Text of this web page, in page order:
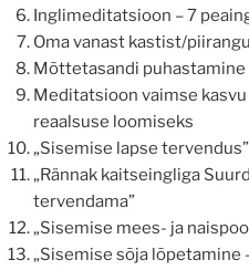
Inglimeditatsioon – 7
Oma vanast kastist/
Mõttetasandi puhastamine
Meditatsioon vaimse
reaalsuse loomiseks
„Sisemise lapse tervendus”
„Rännak kaitseingliga
tervendama”
„Sisemise mees- ja
„Sisemise sõja